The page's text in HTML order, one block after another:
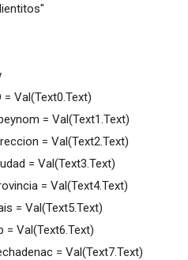
= Val(Text0.Text)
= Val(Text1.Text)
= Val(Text2.Text)
= Val(Text3.Text)
= Val(Text4.Text)
= Val(Text5.Text)
= Val(Text6.Text)
= Val(Text7.Text)